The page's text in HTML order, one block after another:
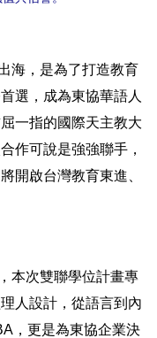
，是為了打造教育
選，成為東協華語人
一指的國際天主教大
作可說是強強聯手，
開啟台灣教育東進、
次雙聯學位計畫專
人設計，從語言到內
，更是為東協企業決